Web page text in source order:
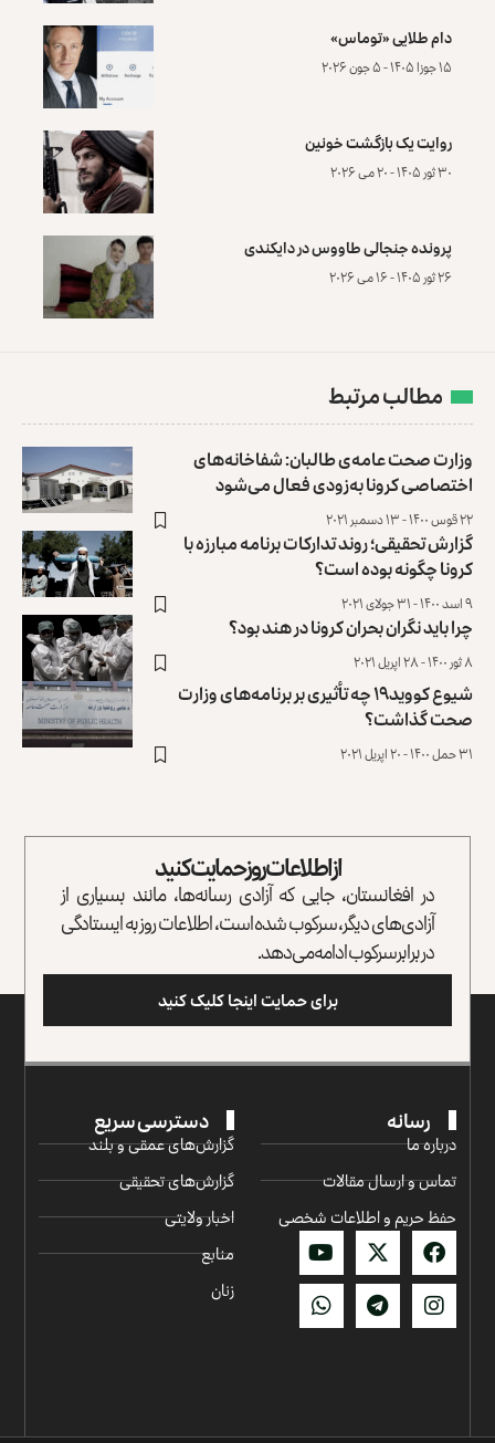
دام طلایی «توماس»
۱۵ جوزا ۱۴۰۵ - ۵ جون ۲۰۲۶
روایت یک بازگشت خونین
۳۰ ثور ۱۴۰۵ - ۲۰ می ۲۰۲۶
پرونده‌ جنجالی طاووس در دایکندی
۲۶ ثور ۱۴۰۵ - ۱۶ می ۲۰۲۶
مطالب مرتبط
وزارت صحت عامه‌ی طالبان: شفاخانه‌های
اختصاصی کرونا به‌زودی فعال می‌شود
۲۲ قوس ۱۴۰۰ - ۱۳ دسمبر ۲۰۲۱
گزارش تحقیقی؛ روند تدارکات برنامه مبارزه با
کرونا چگونه بوده است؟
۹ اسد ۱۴۰۰ - ۳۱ جولای ۲۰۲۱
چرا باید نگران بحران کرونا در هند بود؟
۸ ثور ۱۴۰۰ - ۲۸ اپریل ۲۰۲۱
شیوع کووید۱۹ چه تأثیری بر برنامه‌های وزارت
صحت گذاشت؟
۳۱ حمل ۱۴۰۰ - ۲۰ اپریل ۲۰۲۱
از اطلاعات روز حمایت کنید
در افغانستان، جایی که آزادی رسانه‌ها، مانند بسیاری از
آزادی‌های دیگر، سرکوب شده است، اطلاعات روز به ایستادگی
در برابر سرکوب ادامه می‌دهد.
برای حمایت اینجا کلیک کنید
رسانه
درباره ما
تماس و ارسال مقالات
حفظ حریم و اطلاعات شخصی
دسترسی سریع
گزارش‌‌های عمقی و بلند
گزارش‌های تحقیقی
اخبار ولایتی
منابع
زنان